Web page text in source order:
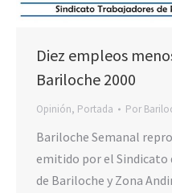
Diez empleos
Bariloche 2000
Opinión, Portada Por
Bariloche Semanal
emitido por el Sindicato
de Bariloche y Zona